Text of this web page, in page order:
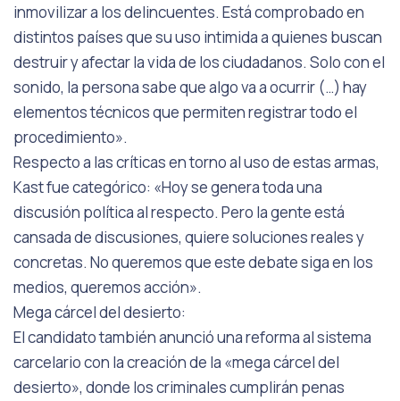
inmovilizar a los delincuentes. Está comprobado en
distintos países que su uso intimida a quienes buscan
destruir y afectar la vida de los ciudadanos. Solo con el
sonido, la persona sabe que algo va a ocurrir (…) hay
elementos técnicos que permiten registrar todo el
procedimiento».
Respecto a las críticas en torno al uso de estas armas,
Kast fue categórico: «Hoy se genera toda una
discusión política al respecto. Pero la gente está
cansada de discusiones, quiere soluciones reales y
concretas. No queremos que este debate siga en los
medios, queremos acción».
Mega cárcel del desierto:
El candidato también anunció una reforma al sistema
carcelario con la creación de la «mega cárcel del
desierto», donde los criminales cumplirán penas